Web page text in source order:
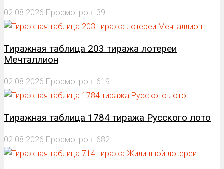
02.08.2026 Просмотров: 39
Тиражная таблица 203 тиража лотереи
Мечталлион
02.08.2026 Просмотров: 619
Тиражная таблица 1784 тиража Русского лото
02.08.2026 Просмотров: 682